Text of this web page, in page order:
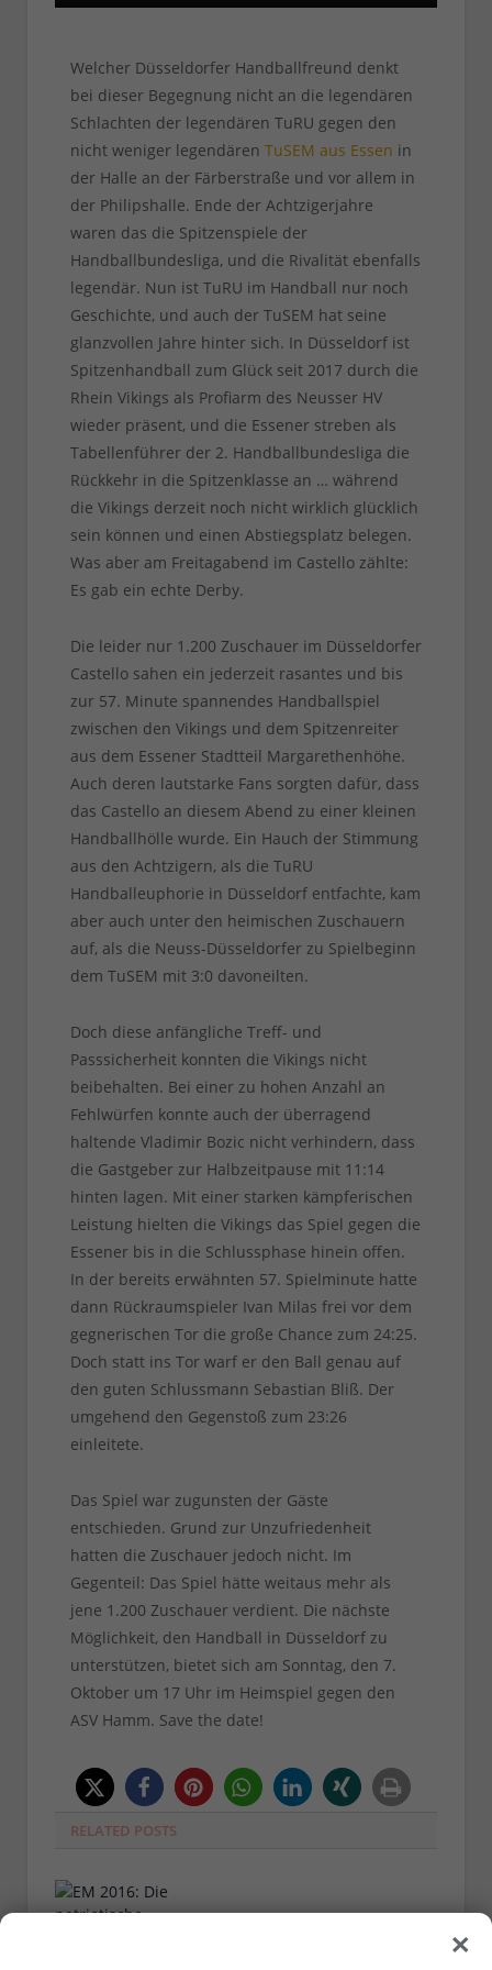
Welcher Düsseldorfer Handballfreund denkt
bei dieser Begegnung nicht an die legendären
Schlachten der legendären TuRU gegen den
nicht weniger legendären TuSEM aus Essen in
der Halle an der Färberstraße und vor allem in
der Philipshalle. Ende der Achtzigerjahre
waren das die Spitzenspiele der
Handballbundesliga, und die Rivalität ebenfalls
legendär. Nun ist TuRU im Handball nur noch
Geschichte, und auch der TuSEM hat seine
glanzvollen Jahre hinter sich. In Düsseldorf ist
Spitzenhandball zum Glück seit 2017 durch die
Rhein Vikings als Profiarm des Neusser HV
wieder präsent, und die Essener streben als
Tabellenführer der 2. Handballbundesliga die
Rückkehr in die Spitzenklasse an … während
die Vikings derzeit noch nicht wirklich glücklich
sein können und einen Abstiegsplatz belegen.
Was aber am Freitagabend im Castello zählte:
Es gab ein echte Derby.
Die leider nur 1.200 Zuschauer im Düsseldorfer
Castello sahen ein jederzeit rasantes und bis
zur 57. Minute spannendes Handballspiel
zwischen den Vikings und dem Spitzenreiter
aus dem Essener Stadtteil Margarethenhöhe.
Auch deren lautstarke Fans sorgten dafür, dass
das Castello an diesem Abend zu einer kleinen
Handballhölle wurde. Ein Hauch der Stimmung
aus den Achtzigern, als die TuRU
Handballeuphorie in Düsseldorf entfachte, kam
aber auch unter den heimischen Zuschauern
auf, als die Neuss-Düsseldorfer zu Spielbeginn
dem TuSEM mit 3:0 davoneilten.
Doch diese anfängliche Treff- und
Passsicherheit konnten die Vikings nicht
beibehalten. Bei einer zu hohen Anzahl an
Fehlwürfen konnte auch der überragend
haltende Vladimir Bozic nicht verhindern, dass
die Gastgeber zur Halbzeitpause mit 11:14
hinten lagen. Mit einer starken kämpferischen
Leistung hielten die Vikings das Spiel gegen die
Essener bis in die Schlussphase hinein offen.
In der bereits erwähnten 57. Spielminute hatte
dann Rückraumspieler Ivan Milas frei vor dem
gegnerischen Tor die große Chance zum 24:25.
Doch statt ins Tor warf er den Ball genau auf
den guten Schlussmann Sebastian Bliß. Der
umgehend den Gegenstoß zum 23:26
einleitete.
Das Spiel war zugunsten der Gäste
entschieden. Grund zur Unzufriedenheit
hatten die Zuschauer jedoch nicht. Im
Gegenteil: Das Spiel hätte weitaus mehr als
jene 1.200 Zuschauer verdient. Die nächste
Möglichkeit, den Handball in Düsseldorf zu
unterstützen, bietet sich am Sonntag, den 7.
Oktober um 17 Uhr im Heimspiel gegen den
ASV Hamm. Save the date!
RELATED POSTS
×